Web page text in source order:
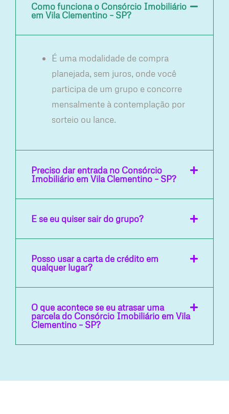
Como funciona o Consórcio Imobiliário
em Vila Clementino – SP?
É uma modalidade de compra
planejada, sem juros, onde você
participa de um grupo e concorre
mensalmente à contemplação por
sorteio ou lance.
Preciso dar entrada no Consórcio
Imobiliário em Vila Clementino – SP?
E se eu quiser sair do grupo?
Posso usar a carta de crédito em
qualquer lugar?
O que acontece se eu atrasar uma
parcela do Consórcio Imobiliário em Vila
Clementino – SP?